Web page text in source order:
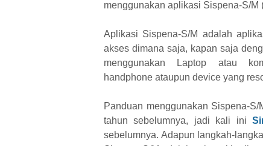
menggunakan aplikasi Sispena-S/
Aplikasi Sispena-S/M adalah
akses dimana saja, kapan saja
menggunakan Laptop atau
handphone ataupun device yang
Panduan menggunakan Sispena-
tahun sebelumnya, jadi kali ini
sebelumnya. Adapun langkah-